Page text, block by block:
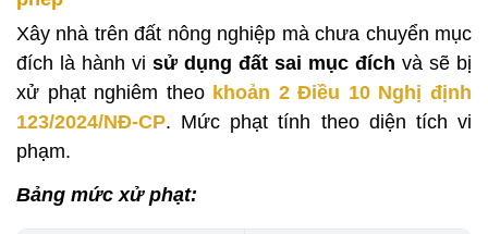
Xây nhà trên đất nông nghiệp mà chưa chuyển mục
đích là hành vi sử dụng đất sai mục đích và sẽ bị
xử phạt nghiêm theo khoản 2 Điều 10 Nghị định
123/2024/NĐ-CP. Mức phạt tính theo diện tích vi
phạm.
Bảng mức xử phạt: